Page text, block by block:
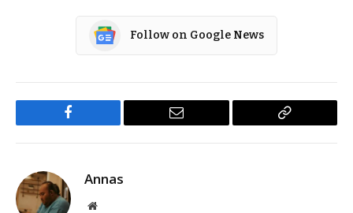
Follow on Google News
Facebook Email
Copy
Annas
Website